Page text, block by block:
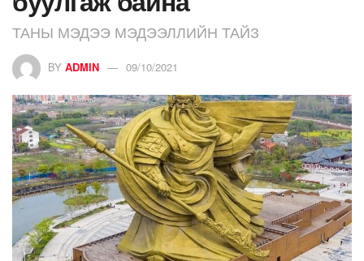
ТАНЫ МЭДЭЭ МЭДЭЭЛЛИЙН ТАЙЗ
BY ADMIN 09/10/2021